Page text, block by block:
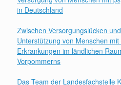
in Deutschland
Zwischen Versorgungslücken
Unterstützung von Menschen
Erkrankungen im ländlichen
Vorpommerns
Das Team der Landesfachstelle